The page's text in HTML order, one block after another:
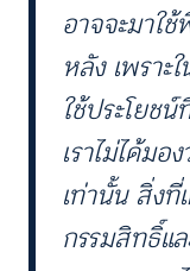
อาจจะมาใ
หลัง เพราะ
ใช้ประโยช
เราไม่ได้มอ
เท่านั้น สิ่งที่
กรรมสิทธิ์แ